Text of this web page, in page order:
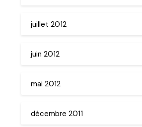
juillet 2012
juin 2012
mai 2012
décembre 2011